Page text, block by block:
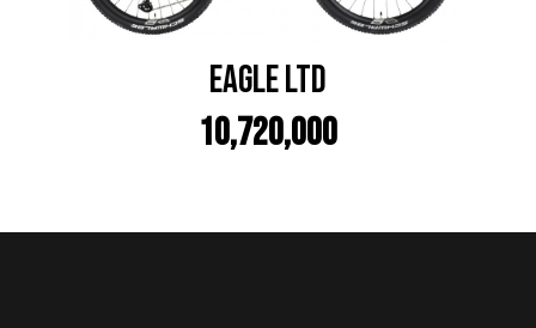
EAGLE LTD
10,720,000